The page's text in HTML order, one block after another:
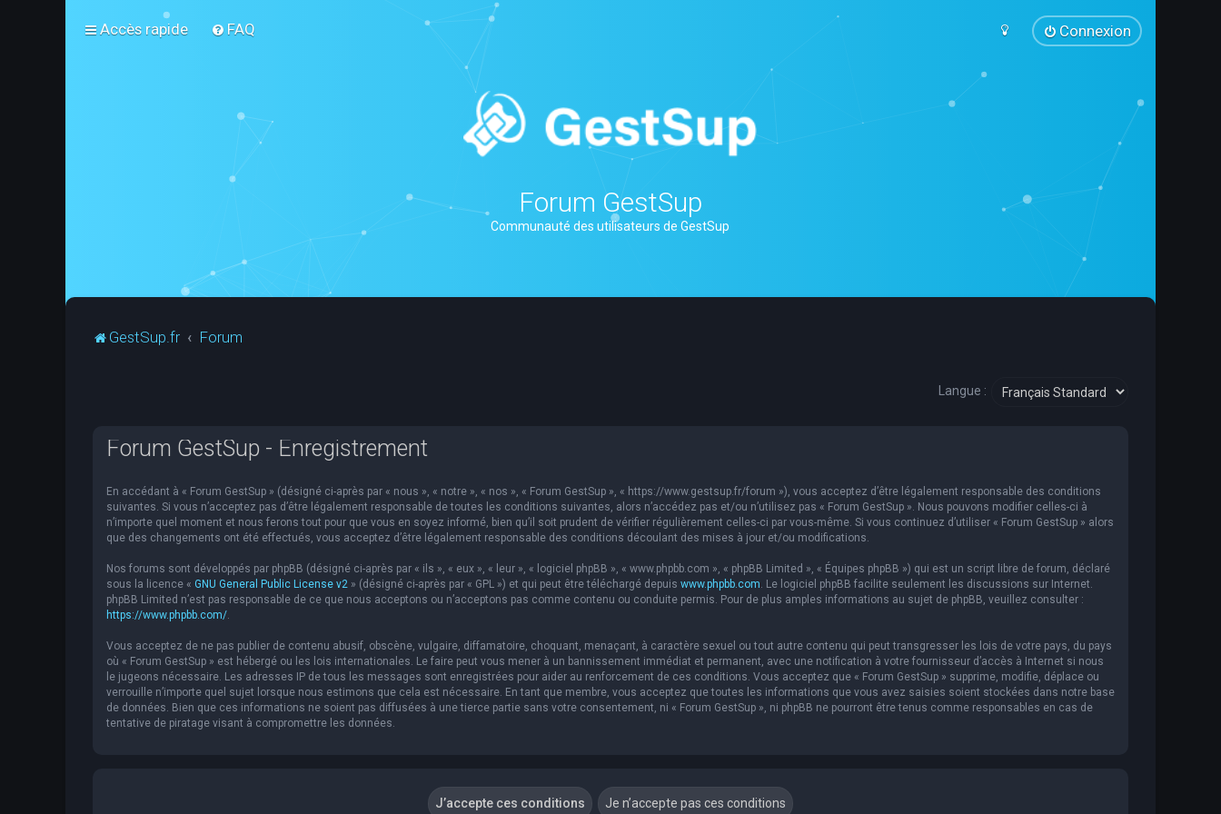
Accès rapide FAQ Connexion
Forum GestSup
Communauté des utilisateurs de GestSup
GestSup.fr Forum
Langue :
Forum GestSup - Enregistrement
En accédant à « Forum GestSup » (désigné ci-après par « nous », « notre », « nos », « Forum GestSup », « https://www.gestsup.fr/forum »), vous acceptez d’être légalement responsable des conditions
suivantes. Si vous n’acceptez pas d’être légalement responsable de toutes les conditions suivantes, alors n’accédez pas et/ou n’utilisez pas « Forum GestSup ». Nous pouvons modifier celles-ci à
n’importe quel moment et nous ferons tout pour que vous en soyez informé, bien qu’il soit prudent de vérifier régulièrement celles-ci par vous-même. Si vous continuez d’utiliser « Forum GestSup » alors
que des changements ont été effectués, vous acceptez d’être légalement responsable des conditions découlant des mises à jour et/ou modifications.
Nos forums sont développés par phpBB (désigné ci-après par « ils », « eux », « leur », « logiciel phpBB », « www.phpbb.com », « phpBB Limited », « Équipes phpBB ») qui est un script libre de forum, déclaré
sous la licence « GNU General Public License v2 » (désigné ci-après par « GPL ») et qui peut être téléchargé depuis www.phpbb.com. Le logiciel phpBB facilite seulement les discussions sur Internet.
phpBB Limited n’est pas responsable de ce que nous acceptons ou n’acceptons pas comme contenu ou conduite permis. Pour de plus amples informations au sujet de phpBB, veuillez consulter :
https://www.phpbb.com/.
Vous acceptez de ne pas publier de contenu abusif, obscène, vulgaire, diffamatoire, choquant, menaçant, à caractère sexuel ou tout autre contenu qui peut transgresser les lois de votre pays, du pays
où « Forum GestSup » est hébergé ou les lois internationales. Le faire peut vous mener à un bannissement immédiat et permanent, avec une notification à votre fournisseur d’accès à Internet si nous
le jugeons nécessaire. Les adresses IP de tous les messages sont enregistrées pour aider au renforcement de ces conditions. Vous acceptez que « Forum GestSup » supprime, modifie, déplace ou
verrouille n’importe quel sujet lorsque nous estimons que cela est nécessaire. En tant que membre, vous acceptez que toutes les informations que vous avez saisies soient stockées dans notre base
de données. Bien que ces informations ne soient pas diffusées à une tierce partie sans votre consentement, ni « Forum GestSup », ni phpBB ne pourront être tenus comme responsables en cas de
tentative de piratage visant à compromettre les données.